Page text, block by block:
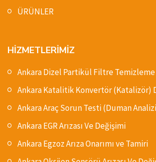
ÜRÜNLER
HİZMETLERİMİZ
Ankara Dizel Partikül Filtre Temizleme
Ankara Katalitik Konvertör (Katalizör)
Ankara Araç Sorun Testi (Duman
Ankara EGR Arızası Ve Değişimi
Ankara Egzoz Arıza Onarımı ve Tamiri